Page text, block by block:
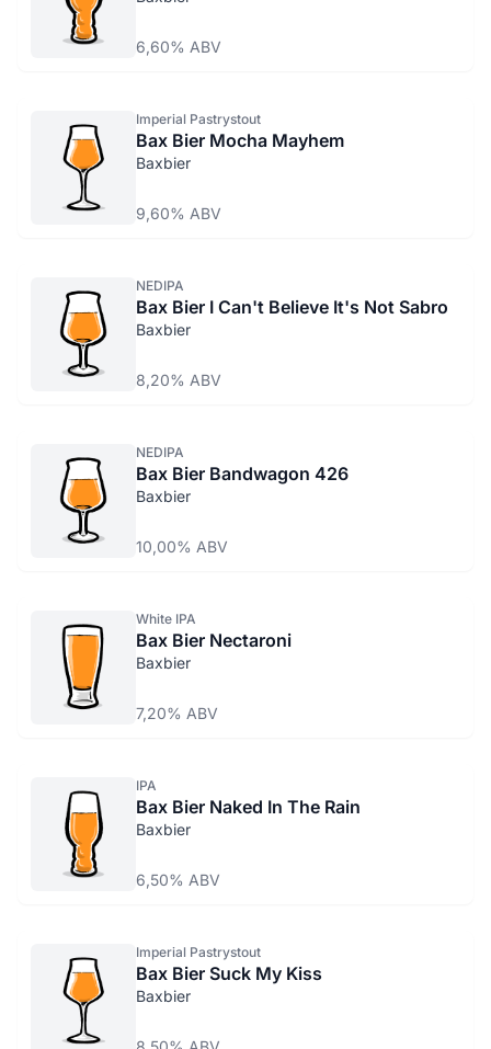
6,60% ABV
Imperial Pastrystout
Bax Bier Mocha Mayhem
Baxbier
9,60% ABV
NEDIPA
Bax Bier I Can't Believe It's Not Sabro
Baxbier
8,20% ABV
NEDIPA
Bax Bier Bandwagon 426
Baxbier
10,00% ABV
White IPA
Bax Bier Nectaroni
Baxbier
7,20% ABV
IPA
Bax Bier Naked In The Rain
Baxbier
6,50% ABV
Imperial Pastrystout
Bax Bier Suck My Kiss
Baxbier